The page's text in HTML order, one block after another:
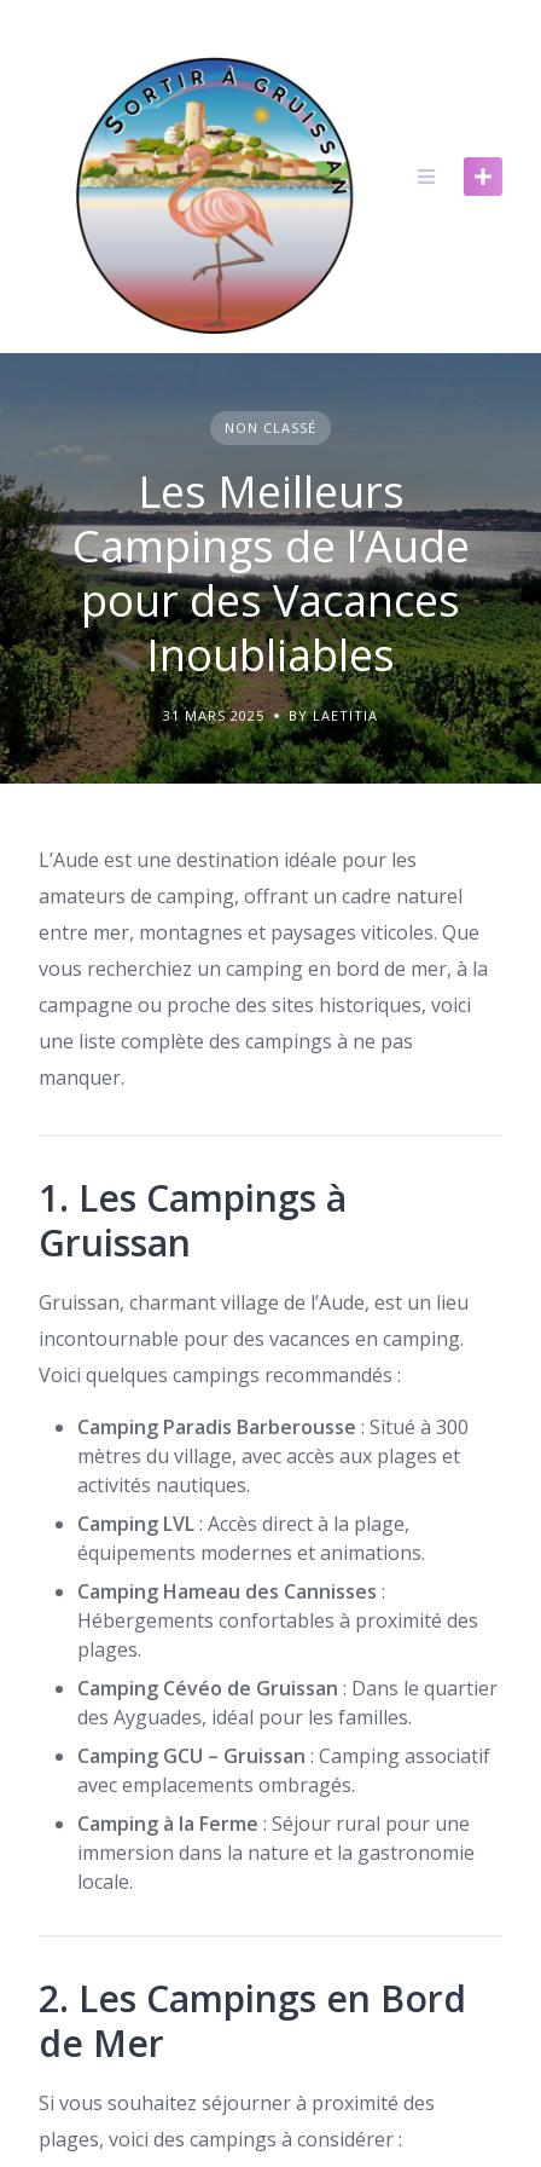
NON CLASSÉ
Les Meilleurs
Campings de l’Aude
pour des Vacances
Inoubliables
31 MARS 2025 BY LAETITIA
L’Aude est une destination idéale pour les
amateurs de camping, offrant un cadre naturel
entre mer, montagnes et paysages viticoles. Que
vous recherchiez un camping en bord de mer, à la
campagne ou proche des sites historiques, voici
une liste complète des campings à ne pas
manquer.
1. Les Campings à
Gruissan
Gruissan, charmant village de l’Aude, est un lieu
incontournable pour des vacances en camping.
Voici quelques campings recommandés :
Camping Paradis Barberousse : Situé à 300
mètres du village, avec accès aux plages et
activités nautiques.
Camping LVL: Accès direct à la plage,
équipements modernes et animations.
Camping Hameau des Cannisses :
Hébergements confortables à proximité des
plages.
Camping Cévéo de Gruissan : Dans le quartier
des Ayguades, idéal pour les familles.
Camping GCU – Gruissan : Camping associatif
avec emplacements ombragés.
Camping à la Ferme : Séjour rural pour une
immersion dans la nature et la gastronomie
locale.
2. Les Campings en Bord
de Mer
Si vous souhaitez séjourner à proximité des
plages, voici des campings à considérer :